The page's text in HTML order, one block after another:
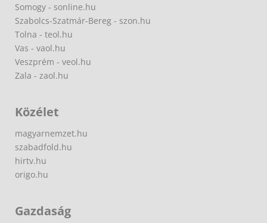
Somogy - sonline.hu
Szabolcs-Szatmár-Bereg - szon.hu
Tolna - teol.hu
Vas - vaol.hu
Veszprém - veol.hu
Zala - zaol.hu
Közélet
magyarnemzet.hu
szabadfold.hu
hirtv.hu
origo.hu
Gazdaság